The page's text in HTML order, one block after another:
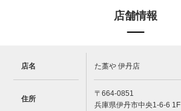
店舗情報
店名 た藁や 伊丹店
住所
〒664-0851
兵庫県伊丹市中央1-6-6 1F